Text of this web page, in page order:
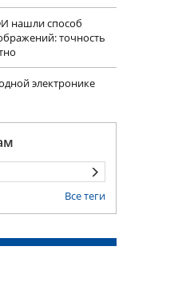
нашли способ
точность
электронике
Все теги